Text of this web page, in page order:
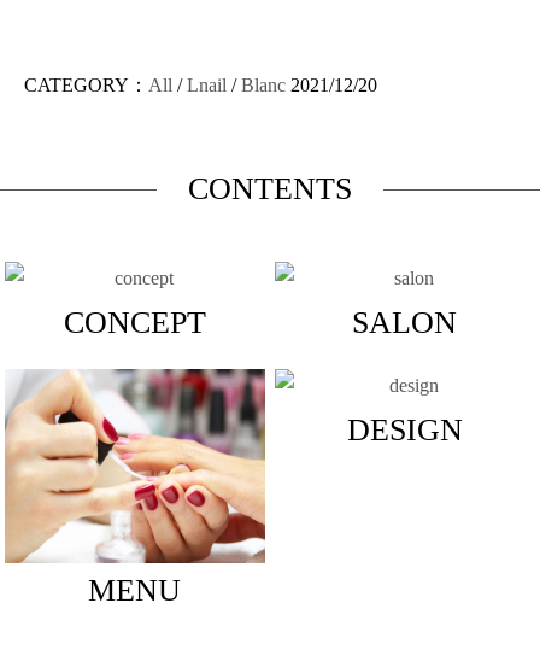
CATEGORY： All /Lnail /Blanc 2021/12/20
CONTENTS
CONCEPT SALON
MENU
DESIGN